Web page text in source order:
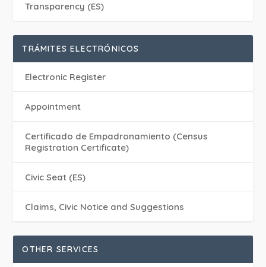
Transparency (ES)
TRÁMITES ELECTRÓNICOS
Electronic Register
Appointment
Certificado de Empadronamiento (Census
Registration Certificate)
Civic Seat (ES)
Claims, Civic Notice and Suggestions
OTHER SERVICES